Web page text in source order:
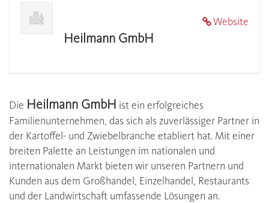
Website
Heilmann GmbH
Die Heilmann GmbH ist ein erfolgreiches
Familienunternehmen, das sich als zuverlässiger Partner in
der Kartoffel- und Zwiebelbranche etabliert hat. Mit einer
breiten Palette an Leistungen im nationalen und
internationalen Markt bieten wir unseren Partnern und
Kunden aus dem Großhandel, Einzelhandel, Restaurants
und der Landwirtschaft umfassende Lösungen an.